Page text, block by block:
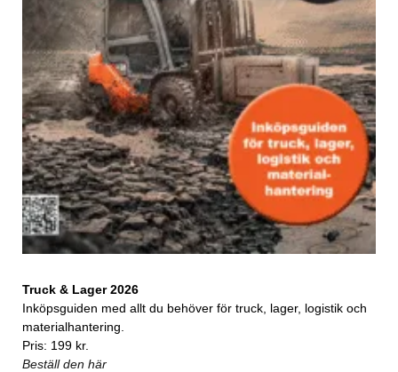
Truck & Lager 2026
Inköpsguiden med allt du behöver för truck, lager, logistik och
materialhantering.
Pris: 199 kr.
Beställ den här